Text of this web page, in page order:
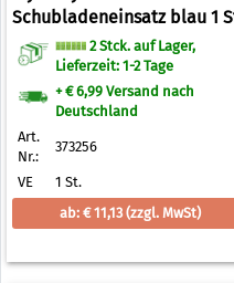
Schubladeneinsatz blau 1
2 Stck. auf Lager,
Lieferzeit: 1-2 Tage
+ € 6,99 Versand nach
Deutschland
Art.
Nr.:
373256
VE
1 St.
ab: € 11,13(zzgl. MwSt)